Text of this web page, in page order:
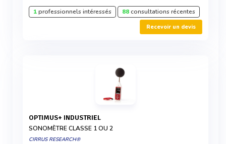
1professionnels intéressés 88consultations récentes
Recevoir un devis
OPTIMUS+ INDUSTRIEL
SONOMÈTRE CLASSE 1 OU 2
CIRRUS RESEARCH®